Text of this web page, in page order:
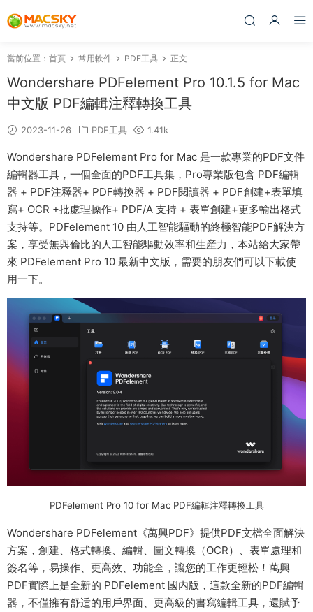
當前位置： 首頁 常用軟件 PDF工具 正文
Wondershare PDFelement Pro 10.1.5 for Mac
中文版 PDF編輯注釋轉換工具
2023-11-26 PDF工具 1.41k
Wondershare PDFelement Pro for Mac 是一款專業的PDF文件
編輯器工具，一個全面的PDF工具集，Pro專業版包含 PDF編輯
器 + PDF注釋器+ PDF轉換器 + PDF閱讀器 + PDF創建+表單填
寫+ OCR +批處理操作+ PDF/A 支持 + 表單創建+更多輸出格式
支持等。PDFelement 10 由人工智能驅動的終極智能PDF解決方
案，享受無與倫比的人工智能驅動效率和生産力，本站給大家帶
來 PDFelement Pro 10 最新中文版，需要的朋友們可以下載使
用一下。
PDFelement Pro 10 for Mac PDF編輯注釋轉換工具
Wondershare PDFelement《萬興PDF》提供PDF文檔全面解決
方案，創建、格式轉換、編輯、圖文轉換（OCR）、表單處理和
簽名等，易操作、更高效、功能全，讓您的工作更輕松！萬興
PDF實際上是全新的 PDFelement 國内版，這款全新的PDF編輯
器，不僅擁有舒适的用戶界面、更高級的書寫編輯工具，還賦予